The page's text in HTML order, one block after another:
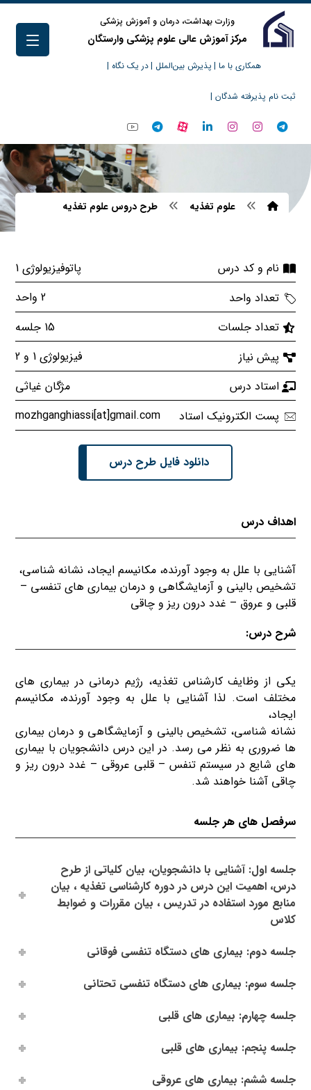
وزارت بهداشت، درمان و آموزش پزشکی
مرکز آموزش عالی علوم پزشکی وارستگان
همکاری با ما | پذیرش بین‌الملل |در یک نگاه |
ثبت نام پذیرفته شدگان |
علوم تغذیه طرح دروس علوم تغذیه
نام و کد درس
پاتوفیزیولوژی 1
تعداد واحد
2 واحد
تعداد جلسات
15 جلسه
پیش نیاز
فیزیولوژی 1 و 2
استاد درس
مژگان غیاثی
پست الکترونیک استاد
mozhganghiassi[at]gmail.com
دانلود فایل طرح درس
اهداف درس
آشنایی با علل به وجود آورنده، مکانیسم ایجاد، نشانه شناسی،
تشخیص بالینی و آزمایشگاهی و درمان بیماری های تنفسی –
قلبی و عروق – غدد درون ریز و چاقی
شرح درس:
یکی از وظایف کارشناس تغذیه، رژیم درمانی در بیماری های
مختلف است. لذا آشنایی با علل به وجود آورنده، مکانیسم
ایجاد،
نشانه شناسی، تشخیص بالینی و آزمایشگاهی و درمان بیماری
ها ضروری به نظر می رسد. در این درس دانشجویان با بیماری
های شایع در سیستم تنفس – قلبی عروقی – غدد درون ریز و
چاقی آشنا خواهند شد.
سرفصل های هر جلسه
جلسه اول: آشنایی با دانشجویان، بیان کلیاتی از طرح
درس، اهمیت این درس در دوره کارشناسی تغذیه ، بیان
منابع مورد استفاده در تدریس ، بیان مقررات و ضوابط
کلاس
جلسه دوم: بیماری های دستگاه تنفسی فوقانی
جلسه سوم: بیماری های دستگاه تنفسی تحتانی
جلسه چهارم: بیماری های قلبی
جلسه پنجم: بیماری های قلبی
جلسه ششم: بیماری های عروقی